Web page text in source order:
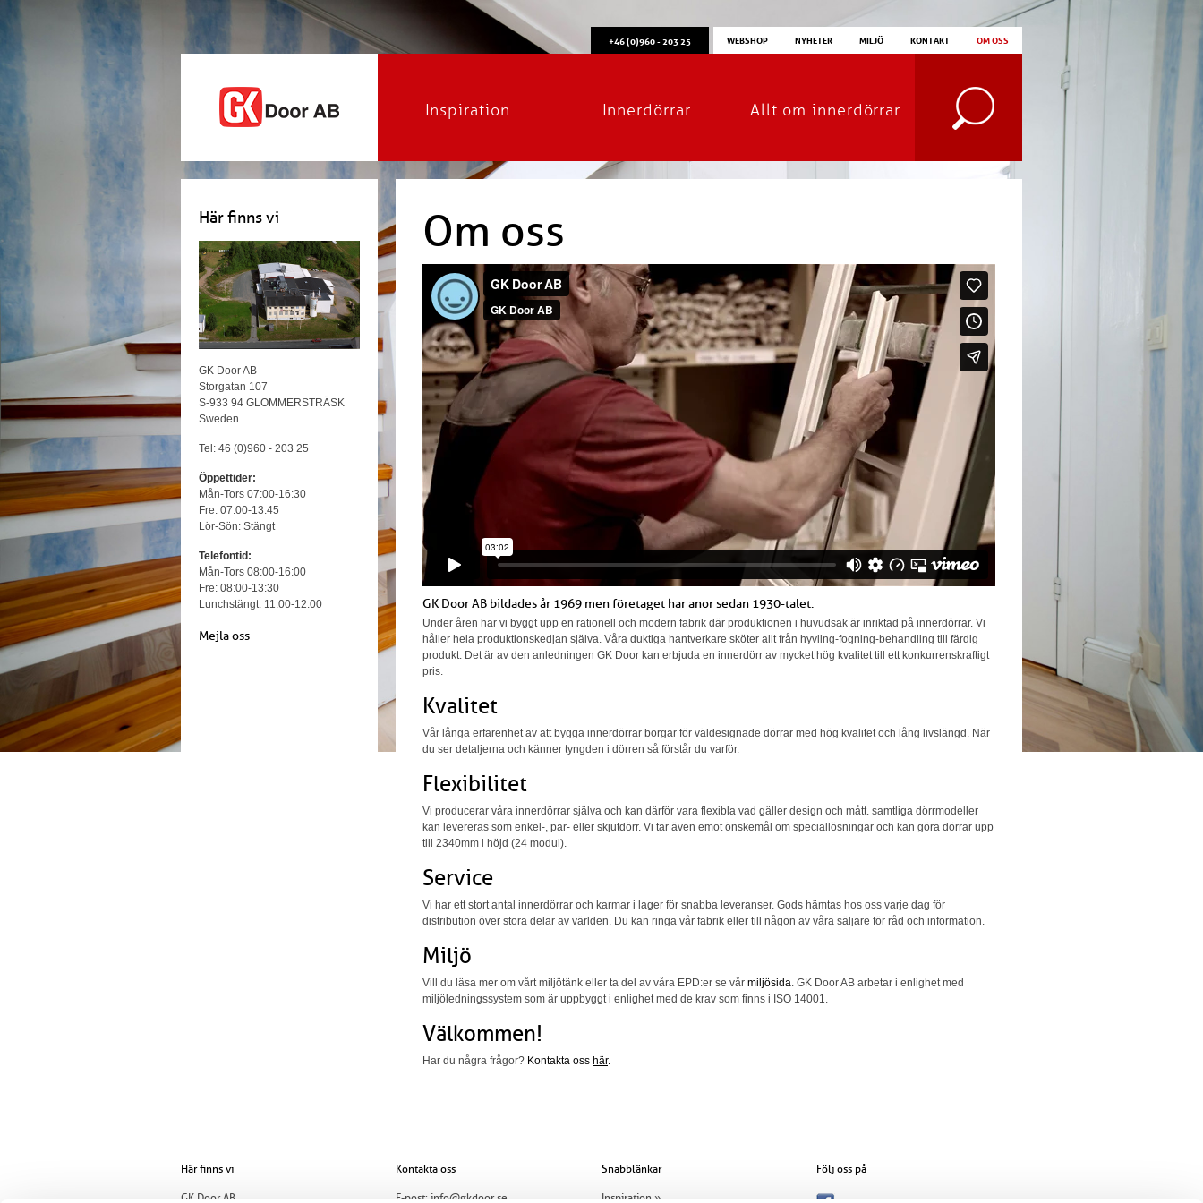
+46 (0)960 - 203 25 WEBSHOP NYHETER MILJÖ KONTAKT OM OSS
Inspiration Innerdörrar Allt om innerdörrar
Här finns vi
GK Door AB
Storgatan 107
S-933 94 GLOMMERSTRÄSK
Sweden
Tel: 46 (0)960 - 203 25
Öppettider:
Mån-Tors 07:00-16:30
Fre: 07:00-13:45
Lör-Sön: Stängt
Telefontid:
Mån-Tors 08:00-16:00
Fre: 08:00-13:30
Lunchstängt: 11:00-12:00
Mejla oss
Om oss
GK Door AB bildades år 1969 men företaget har anor sedan 1930-talet.
Under åren har vi byggt upp en rationell och modern fabrik där produktionen i huvudsak är inriktad på innerdörrar. Vi
håller hela produktionskedjan själva. Våra duktiga hantverkare sköter allt från hyvling-fogning-behandling till färdig
produkt. Det är av den anledningen GK Door kan erbjuda en innerdörr av mycket hög kvalitet till ett konkurrenskraftigt
pris.
Kvalitet
Vår långa erfarenhet av att bygga innerdörrar borgar för väldesignade dörrar med hög kvalitet och lång livslängd. När
du ser detaljerna och känner tyngden i dörren så förstår du varför.
Flexibilitet
Vi producerar våra innerdörrar själva och kan därför vara flexibla vad gäller design och mått. samtliga dörrmodeller
kan levereras som enkel-, par- eller skjutdörr. Vi tar även emot önskemål om speciallösningar och kan göra dörrar upp
till 2340mm i höjd (24 modul).
Service
Vi har ett stort antal innerdörrar och karmar i lager för snabba leveranser. Gods hämtas hos oss varje dag för
distribution över stora delar av världen. Du kan ringa vår fabrik eller till någon av våra säljare för råd och information.
Miljö
Vill du läsa mer om vårt miljötänk eller ta del av våra EPD:er se vår miljösida. GK Door AB arbetar i enlighet med
miljöledningssystem som är uppbyggt i enlighet med de krav som finns i ISO 14001.
Välkommen!
Har du några frågor? Kontakta oss här.
Här finns vi
GK Door AB
Kontakta oss
E-post:info@gkdoor.se
Snabblänkar
Inspiration »
Följ oss på